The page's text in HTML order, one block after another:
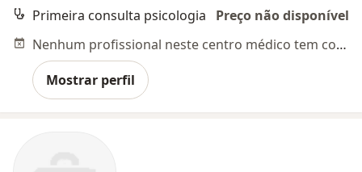
Primeira consulta psicologia
Preço não disponível
Nenhum profissional neste centro médico tem consultas disponíveis
Mostrar perfil